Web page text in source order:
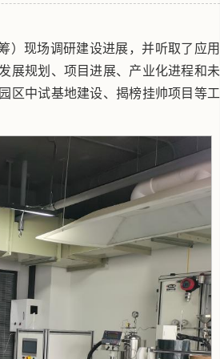
）现场调研建设进展，并听取了应用
展规划、项目进展、产业化进程和未
区中试基地建设、揭榜挂帅项目等工